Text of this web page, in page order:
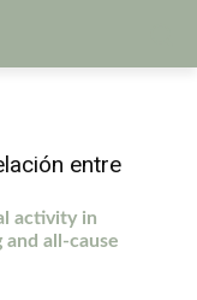
entre
activity in
all-cause